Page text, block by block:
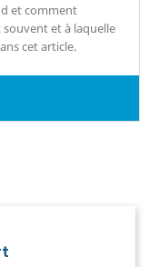
et comment
et à laquelle
cet article.